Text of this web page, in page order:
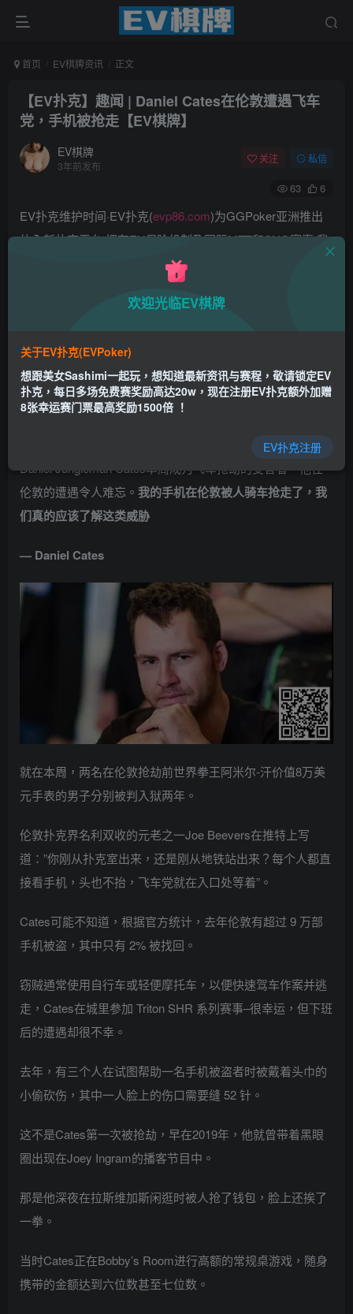
首页 EV棋牌资讯 正文
【EV扑克】趣闻 | Daniel Cates在伦敦遭遇飞车
党，手机被抢走【EV棋牌】
EV棋牌
3年前发布
关注 私信
63 6
EV扑克维护时间·EV扑克(evp86.com)为GGPoker亚洲推出
的全新扑克平台,拥有EV保险机制及国际MTT和SNG赛事,我
们具备完善的国际认可,致力提供国内最公平与公正的竞技环
EV扑克|EV扑克官网|EV扑克下载|EV扑克电脑版|EV扑克娱
乐场|EV扑克小游戏——EV扑克导航(www.evpks.com)
EV扑克|EV扑克官网|EV扑克娱乐场|EV扑克保险|EV扑克娱
乐场|EV扑克游戏网址发布页——EV扑克下载
(www.evpk66.com)
Daniel Jungleman Cates本周成为飞车抢劫的受害者，他在
伦敦的遭遇令人难忘。 我的手机在伦敦被人骑车抢走了，我
们真的应该了解这类威胁
— Daniel Cates
就在本周，两名在伦敦抢劫前世界拳王阿米尔-汗价值8万美
元手表的男子分别被判入狱两年。
伦敦扑克界名利双收的元老之一Joe Beevers在推特上写
道：”你刚从扑克室出来，还是刚从地铁站出来？每个人都直
接看手机，头也不抬，飞车党就在入口处等着”。
Cates可能不知道，根据官方统计，去年伦敦有超过 9 万部
手机被盗，其中只有 2% 被找回。
窃贼通常使用自行车或轻便摩托车，以便快速驾车作案并逃
走，Cates在城里参加 Triton SHR 系列赛事–很幸运，但下班
后的遭遇却很不幸。
去年，有三个人在试图帮助一名手机被盗者时被戴着头巾的
小偷砍伤，其中一人脸上的伤口需要缝 52 针。
这不是Cates第一次被抢劫，早在2019年，他就曾带着黑眼
圈出现在Joey Ingram的播客节目中。
那是他深夜在拉斯维加斯闲逛时被人抢了钱包，脸上还挨了
一拳。
当时Cates正在Bobby’s Room进行高额的常规桌游戏，随身
携带的金额达到六位数甚至七位数。
欢迎光临EV棋牌
关于EV扑克(EVPoker)
想跟美女Sashimi一起玩，想知道最新资讯与赛程，敬请锁定EV
扑克，每日多场免费赛奖励高达20w，现在注册EV扑克额外加赠
8张幸运赛门票最高奖励1500倍 ！
EV扑克注册